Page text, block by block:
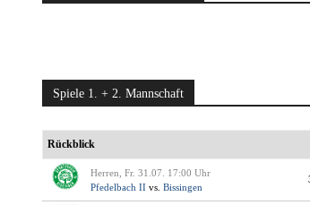
Spiele 1. + 2. Mannschaft
Rückblick
Herren, Fr. 31.07. 17:00 Uhr
Pfedelbach II vs. Bissingen